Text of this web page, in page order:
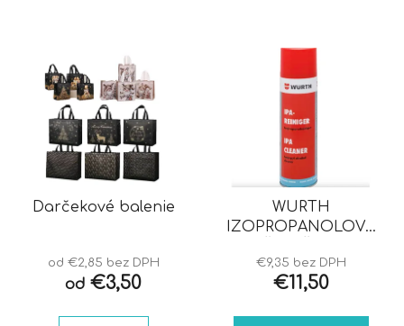
Darčekové balenie
od €2,85 bez DPH
od €3,50
WURTH
IZOPROPANOLOVÝ
€9,35 bez DPH
€11,50